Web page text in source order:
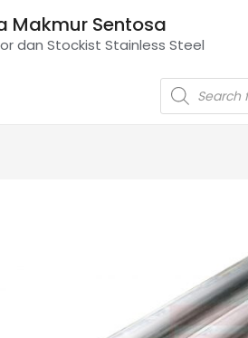
Makmur Sentosa
dan Stockist Stainless Steel